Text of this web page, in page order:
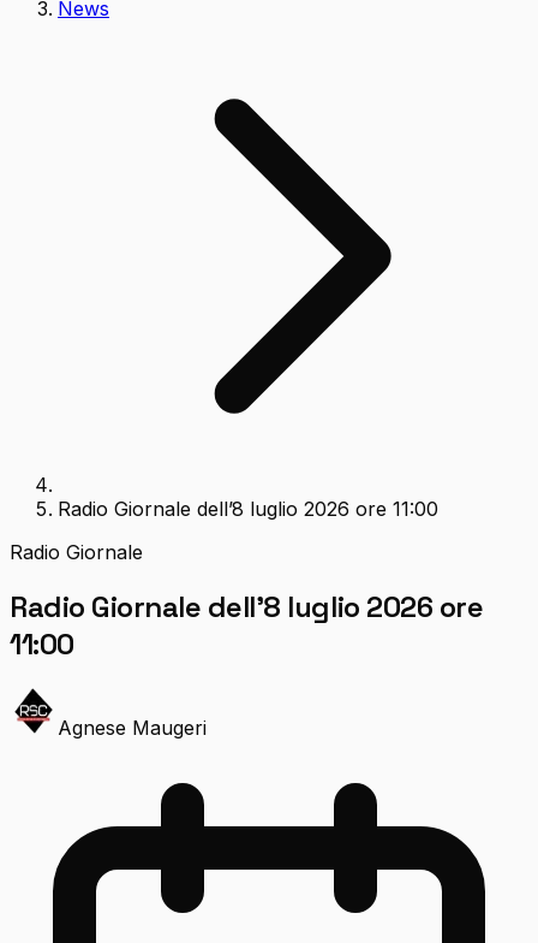
News
Radio Giornale dell’8 luglio 2026 ore 11:00
Radio Giornale
Radio Giornale dell’8 luglio 2026 ore
11:00
Agnese Maugeri